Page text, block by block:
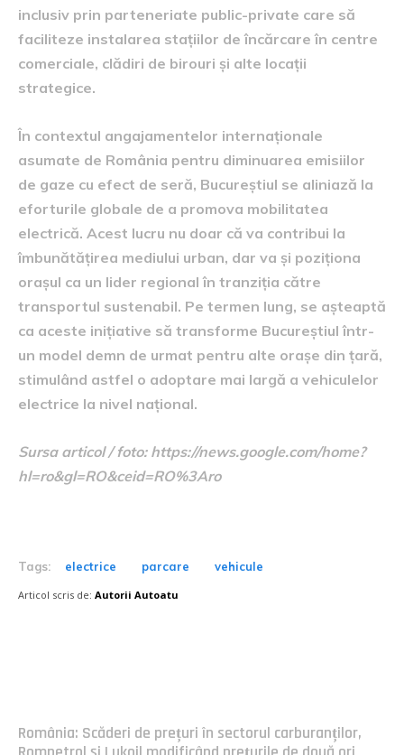
inclusiv prin parteneriate public-private care să
faciliteze instalarea stațiilor de încărcare în centre
comerciale, clădiri de birouri și alte locații
strategice.
În contextul angajamentelor internaționale
asumate de România pentru diminuarea emisiilor
de gaze cu efect de seră, Bucureștiul se aliniază la
eforturile globale de a promova mobilitatea
electrică. Acest lucru nu doar că va contribui la
îmbunătățirea mediului urban, dar va și poziționa
orașul ca un lider regional în tranziția către
transportul sustenabil. Pe termen lung, se așteaptă
ca aceste inițiative să transforme Bucureștiul într-
un model demn de urmat pentru alte orașe din țară,
stimulând astfel o adoptare mai largă a vehiculelor
electrice la nivel național.
Sursa articol / foto: https://news.google.com/home?
hl=ro&gl=RO&ceid=RO%3Aro
Tags: electrice parcare vehicule
Articol scris de: Autorii Autoatu
România: Scăderi de prețuri în sectorul carburanților,